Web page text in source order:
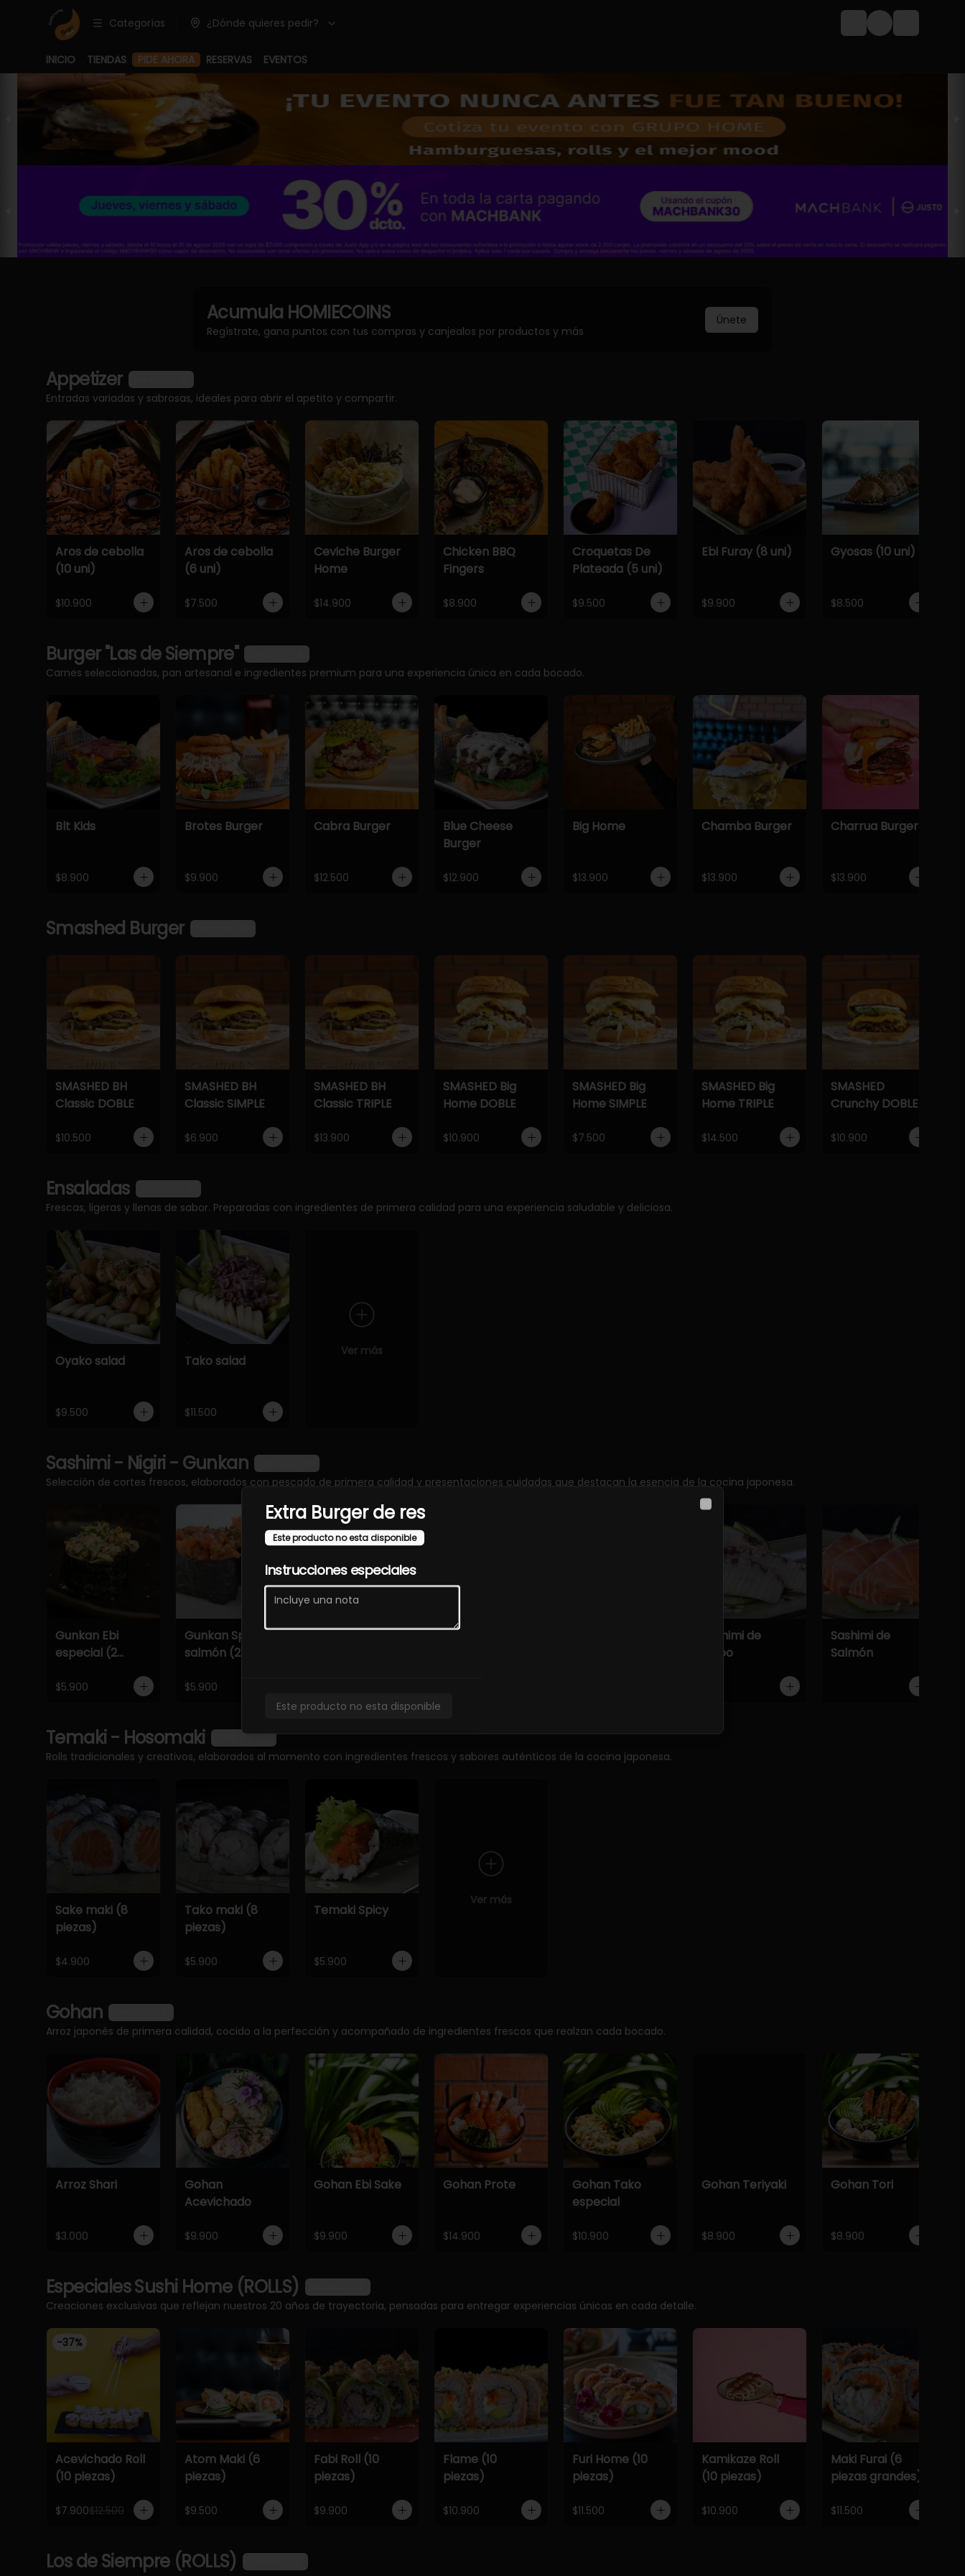
Categorías ¿Dónde quieres pedir? Login
INICIO TIENDAS PIDE AHORA RESERVAS EVENTOS
Acumula HOMIECOINS
Regístrate, gana puntos con tus compras y canjealos por productos y más
Únete
Appetizer
Entradas variadas y sabrosas, ideales para abrir el apetito y compartir.
Aros de cebolla
(10 uni)
$10.900
Aros de cebolla
(6 uni)
$7.500
Ceviche Burger
Home
$14.900
Chicken BBQ
Fingers
$8.900
Croquetas De
Plateada (5 uni)
$9.500
Ebi Furay (8 uni)
$9.900
Gyosas (10 uni)
$8.500
Burger "Las de Siempre"
Carnes seleccionadas, pan artesanal e ingredientes premium para una experiencia única en cada bocado.
Blt Kids
$8.900
Brotes Burger
$9.900
Cabra Burger
$12.500
Blue Cheese
Burger
$12.900
Big Home
$13.900
Chamba Burger
$13.900
Charrua Burger
$13.900
Smashed Burger
SMASHED BH
Classic DOBLE
$10.500
SMASHED BH
Classic SIMPLE
$6.900
SMASHED BH
Classic TRIPLE
$13.900
SMASHED Big
Home DOBLE
$10.900
SMASHED Big
Home SIMPLE
$7.500
SMASHED Big
Home TRIPLE
$14.500
SMASHED
Crunchy DOBLE
$10.900
Ensaladas
Frescas, ligeras y llenas de sabor. Preparadas con ingredientes de primera calidad para una experiencia saludable y deliciosa.
Oyako salad
$9.500
Tako salad
$11.500
Ver más
Sashimi - Nigiri - Gunkan
Selección de cortes frescos, elaborados con pescado de primera calidad y presentaciones cuidadas que destacan la esencia de la cocina japonesa.
Gunkan Ebi
especial (2
$5.900
Gunkan Spicy
salmón (2
$5.900
Gunkan Tako
Sashimi
Sashimi de
Pulpo
Sashimi de
Salmón
Temaki - Hosomaki Ver más
Rolls tradicionales y creativos, elaborados al momento con ingredientes frescos y sabores auténticos de la cocina japonesa.
Sake maki (8
piezas)
$4.900
Tako maki (8
piezas)
$5.900
Temaki Spicy
$5.900
Ver más
Gohan
Arroz japonés de primera calidad, cocido a la perfección y acompañado de ingredientes frescos que realzan cada bocado.
Arroz Shari
$3.000
Gohan
Acevichado
$9.900
Gohan Ebi Sake
$9.900
Gohan Prote
$14.900
Gohan Tako
especial
$10.900
Gohan Teriyaki
$8.900
Gohan Tori
$8.900
Especiales Sushi Home (ROLLS)
Creaciones exclusivas que reflejan nuestros 20 años de trayectoria, pensadas para entregar experiencias únicas en cada detalle.
-37%
Acevichado Roll
(10 piezas)
$7.900$12.500
Atom Maki (6
piezas)
$9.500
Fabi Roll (10
piezas)
$9.900
Flame (10
piezas)
$10.900
Furi Home (10
piezas)
$11.500
Kamikaze Roll
(10 piezas)
$10.900
Maki Furai (6
piezas grandes)
$11.500
Los de Siempre (ROLLS)
Extra Burger de res
Este producto no esta disponible
Instrucciones especiales
Este producto no esta disponible